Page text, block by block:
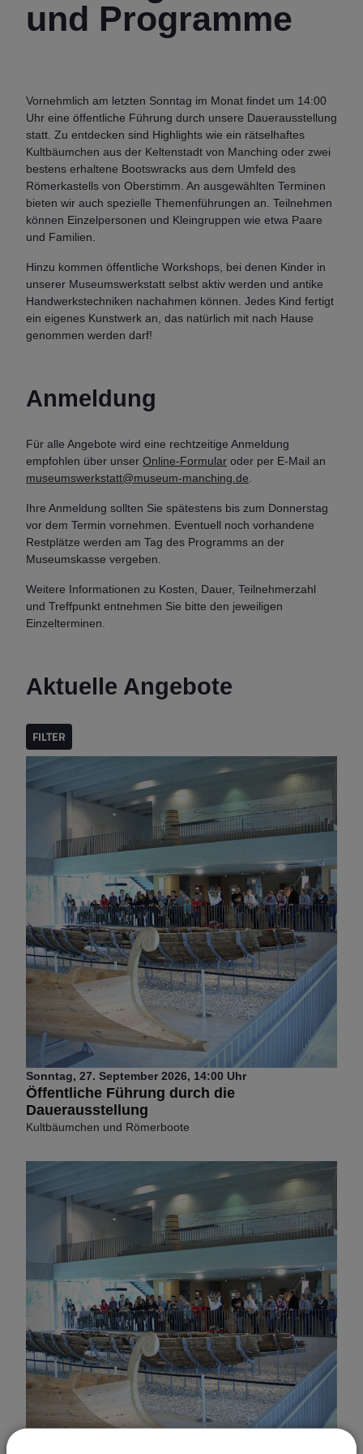
und Programme
Vornehmlich am letzten Sonntag im Monat findet um 14:00
Uhr eine öffentliche Führung durch unsere Dauerausstellung
statt. Zu entdecken sind Highlights wie ein rätselhaftes
Kultbäumchen aus der Keltenstadt von Manching oder zwei
bestens erhaltene Bootswracks aus dem Umfeld des
Römerkastells von Oberstimm. An ausgewählten Terminen
bieten wir auch spezielle Themenführungen an. Teilnehmen
können Einzelpersonen und Kleingruppen wie etwa Paare
und Familien.
Hinzu kommen öffentliche Workshops, bei denen Kinder in
unserer Museumswerkstatt selbst aktiv werden und antike
Handwerkstechniken nachahmen können. Jedes Kind fertigt
ein eigenes Kunstwerk an, das natürlich mit nach Hause
genommen werden darf!
Anmeldung
Für alle Angebote wird eine rechtzeitige Anmeldung
empfohlen über unser Online-Formular oder per E-Mail an
museumswerkstatt@museum-manching.de
Ihre Anmeldung sollten Sie spätestens bis zum Donnerstag
vor dem Termin vornehmen. Eventuell noch vorhandene
Restplätze werden am Tag des Programms an der
Museumskasse vergeben.
Weitere Informationen zu Kosten, Dauer, Teilnehmerzahl
und Treffpunkt entnehmen Sie bitte den jeweiligen
Einzelterminen.
Aktuelle Angebote
FILTER
Sonntag 27. September 2026 14:00 Uhr
Öffentliche Führung durch die
Dauerausstellung
Kultbäumchen und Römerboote